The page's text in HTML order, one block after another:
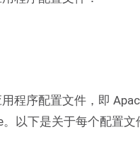
程序配置文件，即
。以下是关于每个配置文